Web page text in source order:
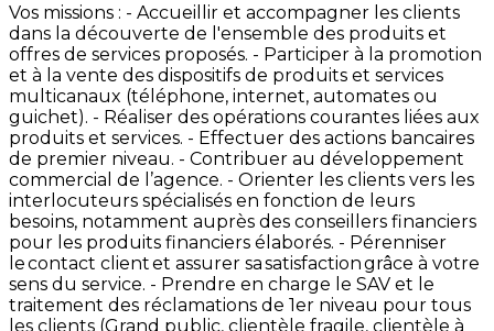
Vos missions : - Accueillir et accompagner les clients
dans la découverte de l'ensemble des produits et
offres de services proposés. - Participer à la promotion
et à la vente des dispositifs de produits et services
multicanaux (téléphone, internet, automates ou
guichet). - Réaliser des opérations courantes liées aux
produits et services. - Effectuer des actions bancaires
de premier niveau. - Contribuer au développement
commercial de l’agence. - Orienter les clients vers les
interlocuteurs spécialisés en fonction de leurs
besoins, notamment auprès des conseillers financiers
pour les produits financiers élaborés. - Pérenniser
le contact client et assurer sa satisfaction grâce à votre
sens du service. - Prendre en charge le SAV et le
traitement des réclamations de 1er niveau pour tous
les clients (Grand public, clientèle fragile, clientèle à